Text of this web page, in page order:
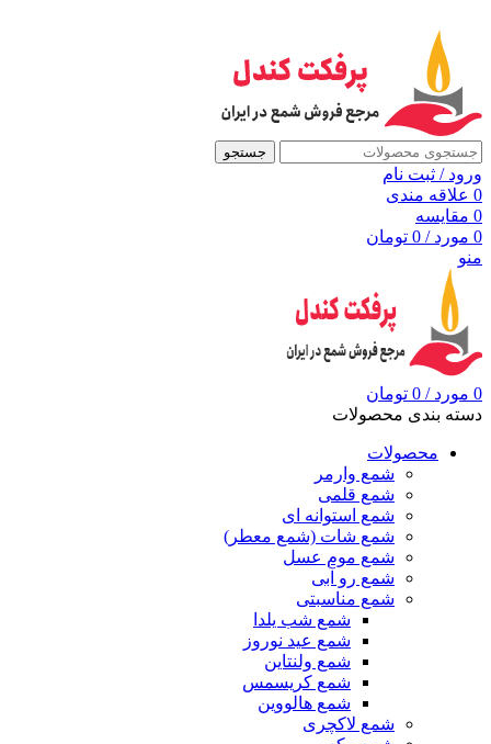
جستجو
ورود / ثبت نام
0 علاقه مندی
0 مقايسه
0 مورد /
0 تومان
منو
0 مورد /
0 تومان
دسته بندی محصولات
محصولات
شمع وارمر
شمع قلمی
شمع استوانه ای
شمع شات (شمع معطر)
شمع موم عسل
شمع رو آبی
شمع مناسبتی
شمع شب یلدا
شمع عید نوروز
شمع ولنتاین
شمع کریسمس
شمع هالووین
شمع لاکچری